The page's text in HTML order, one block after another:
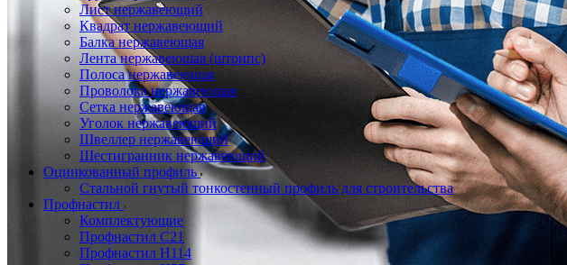
Лист нержавеющий
Квадрат нержавеющий
Балка нержавеющая
Лента нержавеющая (штрипс)
Полоса нержавеющая
Проволока нержавеющая
Сетка нержавеющая
Уголок нержавеющий
Швеллер нержавеющий
Шестигранник нержавеющий
Оцинкованный профиль
Стальной гнутый тонкостенный профиль для строительства
Профнастил
Комплектующие
Профнастил C21
Профнастил Н114